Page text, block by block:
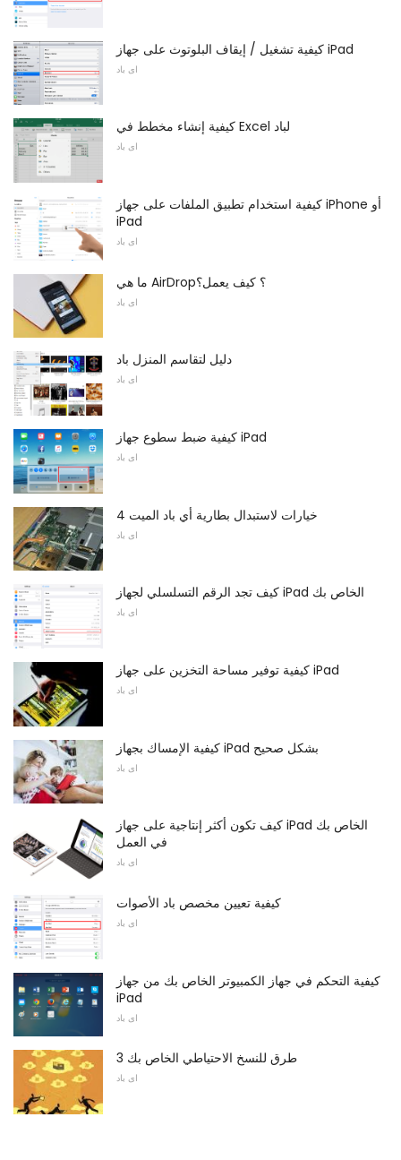
كيفية تشغيل / إيقاف البلوتوث على جهاز iPad
اى باد
كيفية إنشاء مخطط في Excel لباد
اى باد
كيفية استخدام تطبيق الملفات على جهاز iPhone أو
iPad
اى باد
ما هي AirDrop؟ كيف يعمل؟
اى باد
دليل لتقاسم المنزل باد
اى باد
كيفية ضبط سطوع جهاز iPad
اى باد
4 خيارات لاستبدال بطارية أي باد الميت
اى باد
كيف تجد الرقم التسلسلي لجهاز iPad الخاص بك
اى باد
كيفية توفير مساحة التخزين على جهاز iPad
اى باد
كيفية الإمساك بجهاز iPad بشكل صحيح
اى باد
كيف تكون أكثر إنتاجية على جهاز iPad الخاص بك
في العمل
اى باد
كيفية تعيين مخصص باد الأصوات
اى باد
كيفية التحكم في جهاز الكمبيوتر الخاص بك من جهاز
iPad
اى باد
3 طرق للنسخ الاحتياطي الخاص بك
اى باد